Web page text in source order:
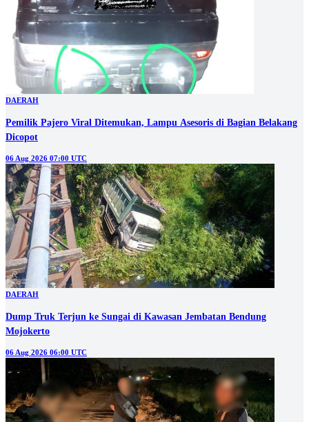
DAERAH
Pemilik Pajero Viral Ditemukan, Lampu Asesoris di Bagian Belakang
Dicopot
06 Aug 2026 07:00 UTC
DAERAH
Dump Truk Terjun ke Sungai di Kawasan Jembatan Bendung
Mojokerto
06 Aug 2026 06:00 UTC